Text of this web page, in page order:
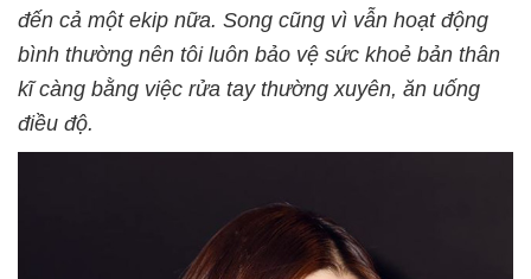
đến cả một ekip nữa. Song cũng vì vẫn hoạt động
bình thường nên tôi luôn bảo vệ sức khoẻ bản thân
kĩ càng bằng việc rửa tay thường xuyên, ăn uống
điều độ.